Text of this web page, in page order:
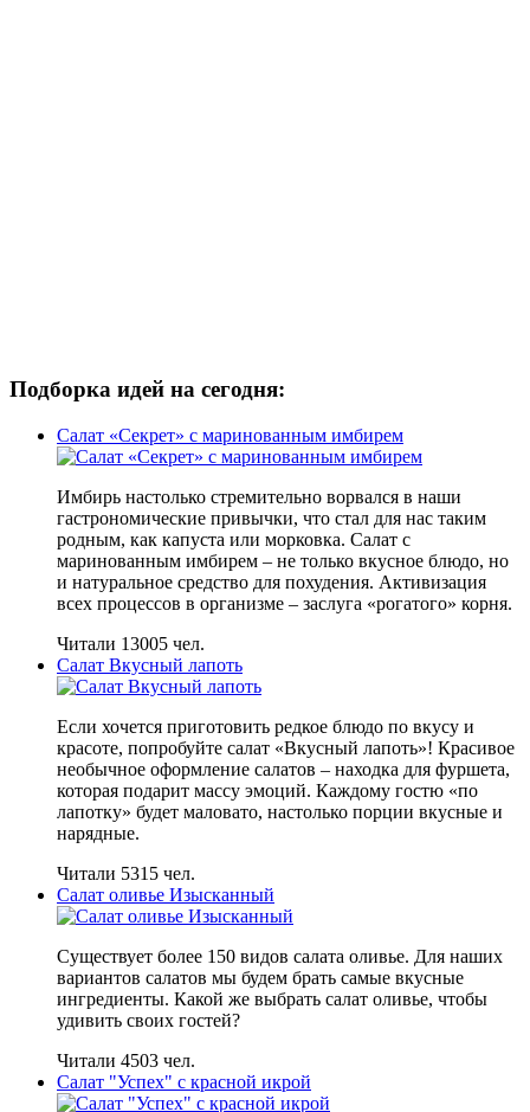
Подборка идей на сегодня:
Салат «Секрет» с маринованным имбирем
Имбирь настолько стремительно ворвался в наши
гастрономические привычки, что стал для нас таким
родным, как капуста или морковка. Салат с
маринованным имбирем – не только вкусное блюдо, но
и натуральное средство для похудения. Активизация
всех процессов в организме – заслуга «рогатого» корня.
Читали 13005 чел.
Салат Вкусный лапоть
Если хочется приготовить редкое блюдо по вкусу и
красоте, попробуйте салат «Вкусный лапоть»! Красивое
необычное оформление салатов – находка для фуршета,
которая подарит массу эмоций. Каждому гостю «по
лапотку» будет маловато, настолько порции вкусные и
нарядные.
Читали 5315 чел.
Салат оливье Изысканный
Существует более 150 видов салата оливье. Для наших
вариантов салатов мы будем брать самые вкусные
ингредиенты. Какой же выбрать салат оливье, чтобы
удивить своих гостей?
Читали 4503 чел.
Салат "Успех" с красной икрой